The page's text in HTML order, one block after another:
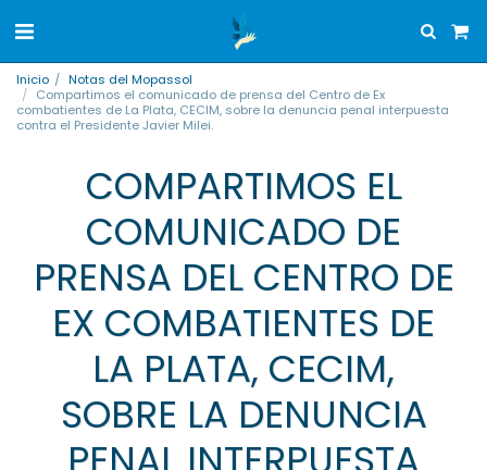
Inicio
Notas del Mopassol
Compartimos el comunicado de prensa del Centro de Ex
combatientes de La Plata, CECIM, sobre la denuncia penal interpuesta
contra el Presidente Javier Milei.
COMPARTIMOS EL
COMUNICADO DE
PRENSA DEL CENTRO DE
EX COMBATIENTES DE
LA PLATA, CECIM,
SOBRE LA DENUNCIA